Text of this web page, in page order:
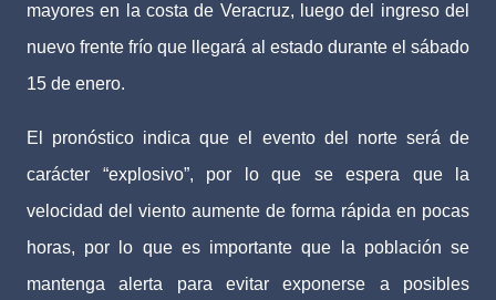
mayores en la costa de Veracruz, luego del ingreso del
nuevo frente frío que llegará al estado durante el sábado
15 de enero.
El pronóstico indica que el evento del norte será de
carácter “explosivo”, por lo que se espera que la
velocidad del viento aumente de forma rápida en pocas
horas, por lo que es importante que la población se
mantenga alerta para evitar exponerse a posibles